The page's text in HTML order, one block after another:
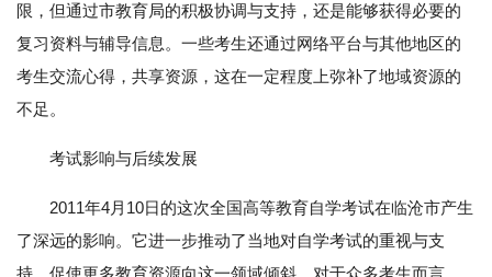
限，但通过市教育局的积极协调与支持，还是能够获得必要的
复习资料与辅导信息。一些考生还通过网络平台与其他地区的
考生交流心得，共享资源，这在一定程度上弥补了地域资源的
不足。
考试影响与后续发展
2011年4月10日的这次全国高等教育自学考试在临沧市产生
了深远的影响。它进一步推动了当地对自学考试的重视与支
持，促使更多教育资源向这一领域倾斜。对于众多考生而言，